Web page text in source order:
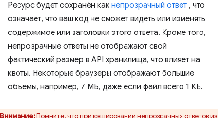
Ресурс будет сохранён как непрозрачный ответ , что
означает, что ваш код не сможет видеть или изменять
содержимое или заголовки этого ответа. Кроме того,
непрозрачные ответы не отображают свой
фактический размер в API хранилища, что влияет на
квоты. Некоторые браузеры отображают большие
объёмы, например, 7 МБ, даже если файл всего 1 КБ.
Внимание:Помните, что при кэшировании непрозрачных ответов из